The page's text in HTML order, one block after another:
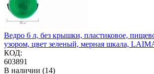
Ведро 6 л, без крышки, пластиковое,
узором, цвет зеленый, мерная шкала,
КОД:
603891
В наличии (14)